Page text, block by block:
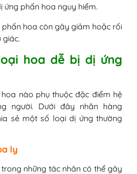
ứng phấn hoa nguy hiểm.
phấn hoa còn gây giảm hoặc rối
giác.
hoa dễ bị dị ứng
nào phụ thuộc đặc điểm hệ
người. Dưới đây nhãn hàng
sẻ một số loại dị ứng thường
ly
những tác nhân có thể gây